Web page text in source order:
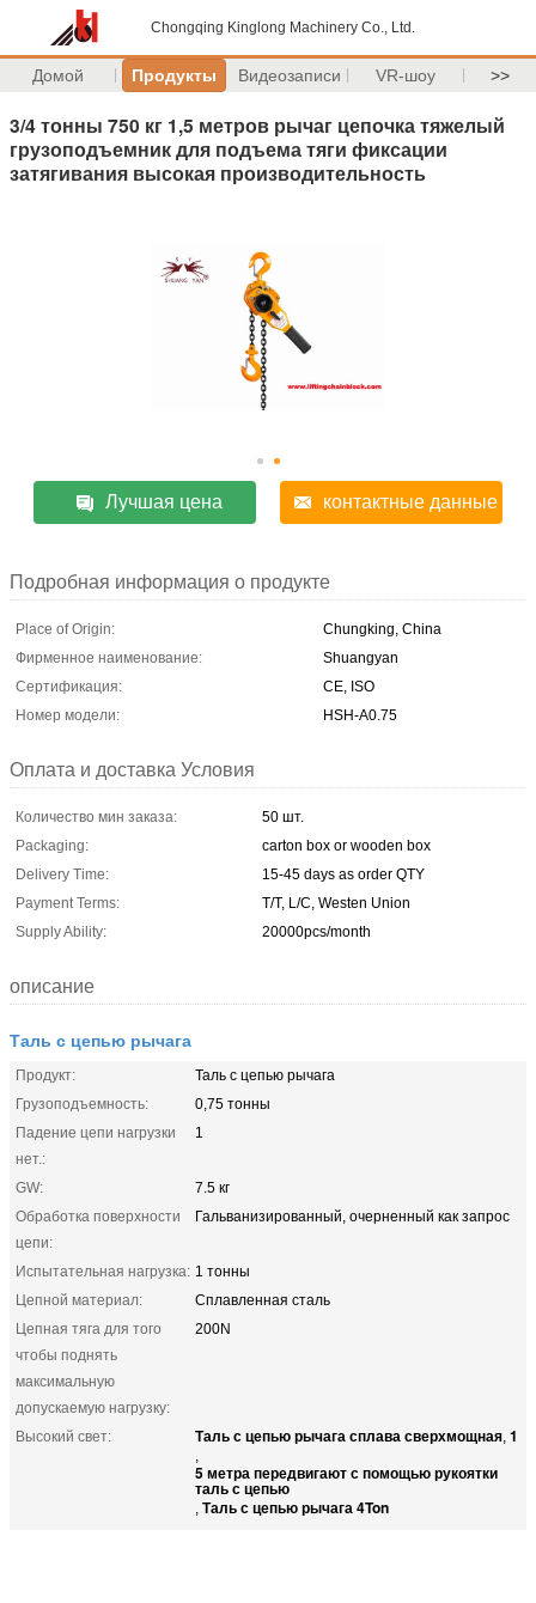
Chongqing Kinglong Machinery Co., Ltd.
Домой Продукты Видеозаписи VR-шоу >>
3/4 тонны 750 кг 1,5 метров рычаг цепочка тяжелый
грузоподъемник для подъема тяги фиксации
затягивания высокая производительность
Лучшая цена контактные данные
Подробная информация о продукте
Place of Origin:
Chungking, China
Фирменное наименование:
Shuangyan
Сертификация:
CE, ISO
Номер модели:
HSH-A0.75
Оплата и доставка Условия
Количество мин заказа:
50 шт.
Packaging:
carton box or wooden box
Delivery Time:
15-45 days as order QTY
Payment Terms:
T/T, L/C, Westen Union
Supply Ability:
20000pcs/month
описание
Таль с цепью рычага
Продукт:
Таль с цепью рычага
Грузоподъемность:
0,75 тонны
Падение цепи нагрузки
нет.:
1
GW:
7.5 кг
Обработка поверхности
цепи:
Гальванизированный, очерненный как запрос
Испытательная нагрузка: 1 тонны
Цепной материал:
Сплавленная сталь
Цепная тяга для того
чтобы поднять
максимальную
допускаемую нагрузку:
200N
Высокий свет: Таль с цепью рычага сплава сверхмощная, 1
,
5 метра передвигают с помощью рукоятки
таль с цепью
, Таль с цепью рычага 4Ton